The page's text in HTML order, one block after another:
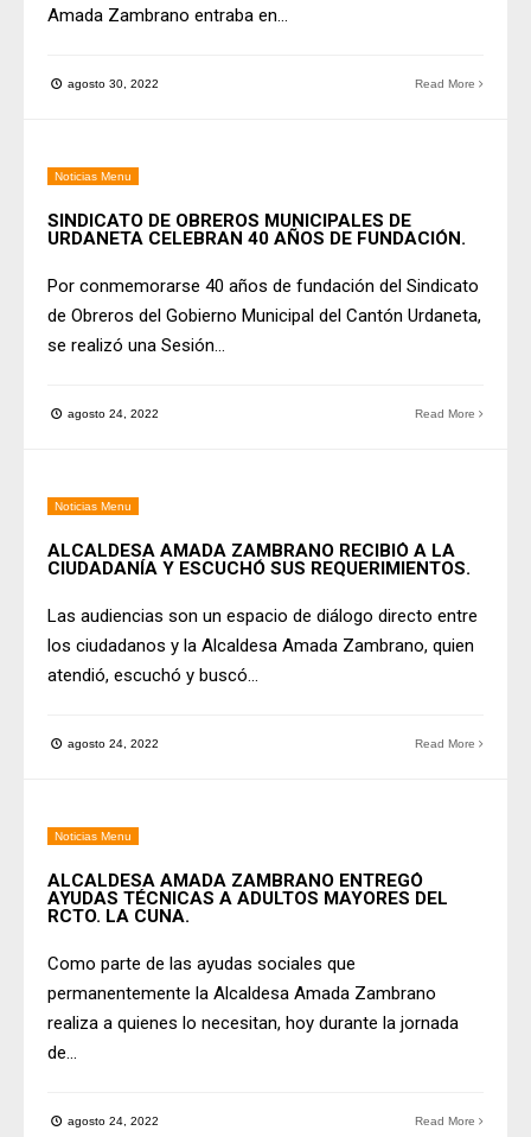
Amada Zambrano entraba en...
agosto 30, 2022 Read More
Noticias Menu
SINDICATO DE OBREROS MUNICIPALES DE
URDANETA CELEBRAN 40 AÑOS DE FUNDACIÓN.
Por conmemorarse 40 años de fundación del Sindicato
de Obreros del Gobierno Municipal del Cantón Urdaneta,
se realizó una Sesión...
agosto 24, 2022 Read More
Noticias Menu
ALCALDESA AMADA ZAMBRANO RECIBIÓ A LA
CIUDADANÍA Y ESCUCHÓ SUS REQUERIMIENTOS.
Las audiencias son un espacio de diálogo directo entre
los ciudadanos y la Alcaldesa Amada Zambrano, quien
atendió, escuchó y buscó...
agosto 24, 2022 Read More
Noticias Menu
ALCALDESA AMADA ZAMBRANO ENTREGÓ
AYUDAS TÉCNICAS A ADULTOS MAYORES DEL
RCTO. LA CUNA.
Como parte de las ayudas sociales que
permanentemente la Alcaldesa Amada Zambrano
realiza a quienes lo necesitan, hoy durante la jornada
de...
agosto 24, 2022 Read More